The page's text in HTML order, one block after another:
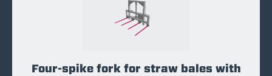
Four-spike fork for straw bales with